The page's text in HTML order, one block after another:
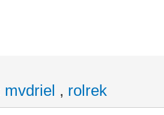
mvdriel , rolrek